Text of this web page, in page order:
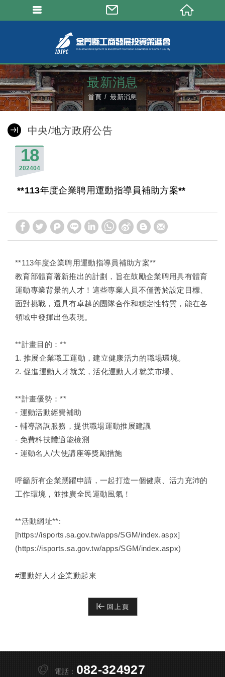
最新消息
首頁 最新消息
中央/地方政府公告
18
04
2024
**113年度企業聘用運動指導員補助方案**
**113年度企業聘用運動指導員補助方案**
教育部體育署新推出的計劃，旨在鼓勵企業聘用具有體育
運動專業背景的人才！這些專業人員不僅善於設定目標、
面對挑戰，還具有卓越的團隊合作和穩定性特質，能在各
領域中發揮出色表現。
**計畫目的：**
1. 推展企業職工運動，建立健康活力的職場環境。
2. 促進運動人才就業，活化運動人才就業市場。
**計畫優勢：**
- 運動活動經費補助
- 輔導諮詢服務，提供職場運動推展建議
- 免費科技體適能檢測
- 運動名人/大使講座等獎勵措施
呼籲所有企業踴躍申請，一起打造一個健康、活力充沛的
工作環境，並推廣全民運動風氣！
**活動網址**:
[https://isports.sa.gov.tw/apps/SGM/index.aspx]
(https://isports.sa.gov.tw/apps/SGM/index.aspx)
#運動好人才企業動起來
回上頁
電話： 082-324927